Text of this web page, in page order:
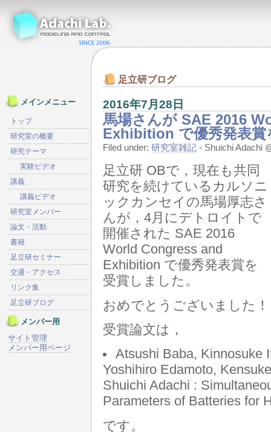
足立研ブログ
2016年7月28日
馬場さんが SAE 2016
Exhibition で優秀発表賞
Filed under: 研究室雑記 - Shuichi Adachi
足立研 OBで，現在も共同
研究を続けているカルソニ
ックカンセイの馬場厚志さ
んが，4月にデトロイトで
開催された SAE 2016
World Congress and
Exhibition で優秀発表賞を
受賞しました。
おめでとうございました！
受賞論文は，
Atsushi Baba, Kinnosuke
Yoshihiro Edamoto,
Shuichi Adachi :
Parameters of Batteries for
です。
メインメニュー
トップ
研究室の概要
研究テーマ
実験ビデオ
講義
講義ビデオ
研究室メンバー
論文・活動
書籍
足立研セミナー
交通・アクセス
リンク集
足立研ブログ
メンバー用
サイト管理
メンバー用ページ